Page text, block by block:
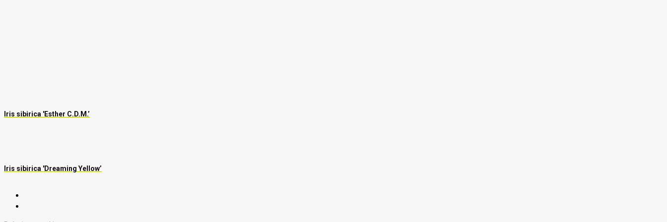
Iris sibirica 'Esther C.D.M.’
Iris sibirica 'Dreaming Yellow’